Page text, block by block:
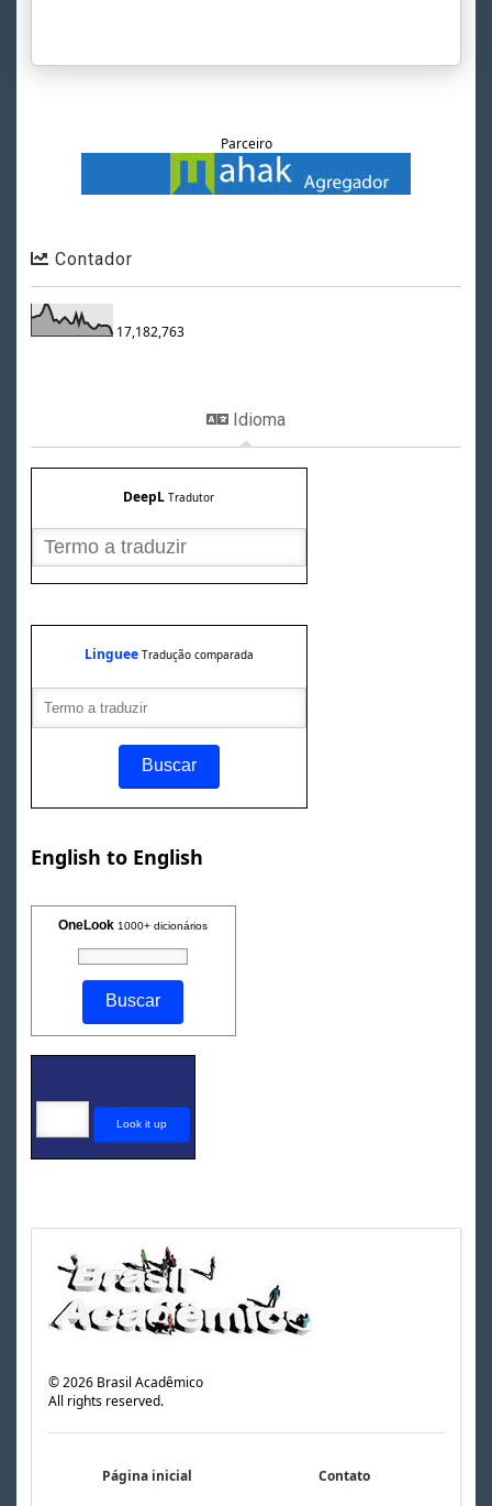
Parceiro
Contador
17,182,763
Idioma
DeepL Tradutor
Linguee Tradução comparada
English to English
OneLook 1000+ dicionários
©2026 Brasil Acadêmico
All rights reserved.
Página inicial Contato